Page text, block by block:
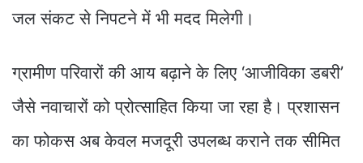
जल संकट से निपटने में भी मदद मिलेगी।
ग्रामीण परिवारों की आय बढ़ाने के लिए ‘आजीविका डबरी’
जैसे नवाचारों को प्रोत्साहित किया जा रहा है। प्रशासन
का फोकस अब केवल मजदूरी उपलब्ध कराने तक सीमित